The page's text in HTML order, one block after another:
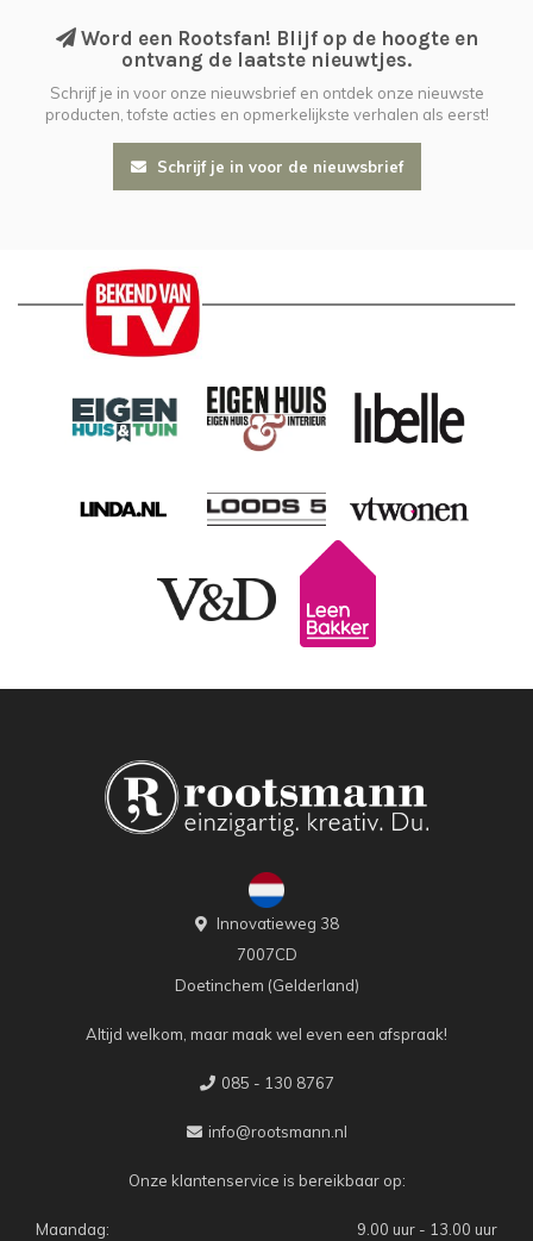
Word een Rootsfan! Blijf op de hoogte en
ontvang de laatste nieuwtjes.
Schrijf je in voor onze nieuwsbrief en ontdek onze nieuwste
producten, tofste acties en opmerkelijkste verhalen als eerst!
Schrijf je in voor de nieuwsbrief
Innovatieweg 38
7007CD
Doetinchem (Gelderland)
Altijd welkom, maar maak wel even een afspraak!
085 - 130 8767
info@rootsmann.nl
Onze klantenservice is bereikbaar op:
Maandag:
9.00 uur - 13.00 uur